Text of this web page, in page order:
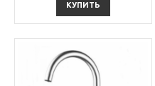
КУПИТЬ